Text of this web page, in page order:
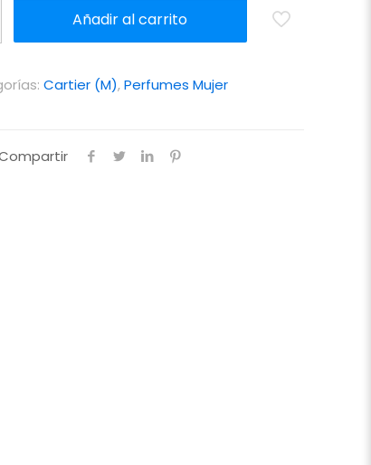
Añadir al carrito
Cartier (M),Perfumes Mujer